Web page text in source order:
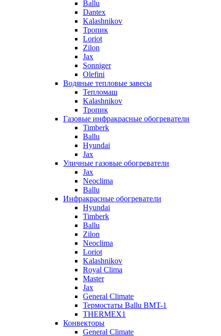
Ballu
Dantex
Kalashnikov
Тропик
Loriot
Zilon
Jax
Sonniger
Olefini
Водяные тепловые завесы
Тепломаш
Kalashnikov
Тропик
Газовые инфракрасные обогреватели
Timberk
Ballu
Hyundai
Jax
Уличные газовые обогреватели
Jax
Neoclima
Ballu
Инфракрасные обогреватели
Hyundai
Timberk
Ballu
Zilon
Neoclima
Loriot
Kalashnikov
Royal Clima
Master
Jax
General Climate
Термостаты Ballu BMT-1
THERMEX1
Конвекторы
General Climate